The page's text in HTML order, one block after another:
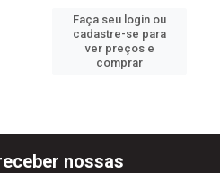
Faça seu login ou
cadastre-se para
ver preços e
comprar
nossas